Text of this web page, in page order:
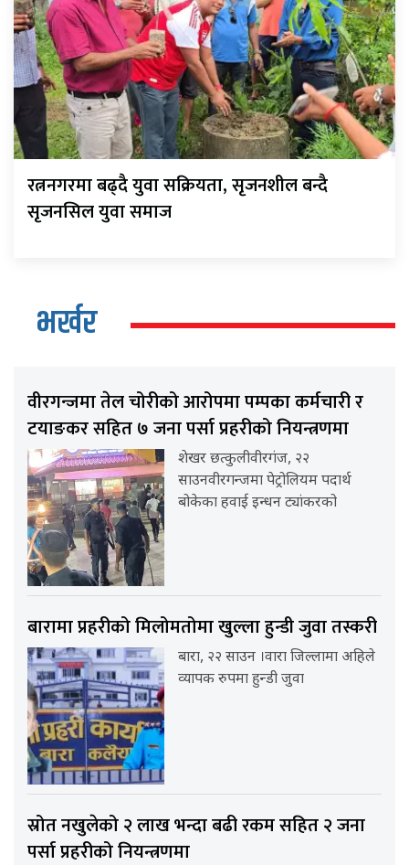
रत्ननगरमा बढ्दै युवा सक्रियता, सृजनशील बन्दै
सृजनसिल युवा समाज
भर्खर
वीरगन्जमा तेल चोरीको आरोपमा पम्पका कर्मचारी र
टयाङकर सहित ७ जना पर्सा प्रहरीको नियन्त्रणमा
शेखर छत्कुलीवीरगंज, २२
साउनवीरगन्जमा पेट्रोलियम पदार्थ
बोकेका हवाई इन्धन ट्यांकरको
बारामा प्रहरीको मिलोमतोमा खुल्ला हुन्डी जुवा तस्करी
बारा, २२ साउन ।वारा जिल्लामा अहिले
व्यापक रुपमा हुन्डी जुवा
स्रोत नखुलेको २ लाख भन्दा बढी रकम सहित २ जना
पर्सा प्रहरीको नियन्त्रणमा